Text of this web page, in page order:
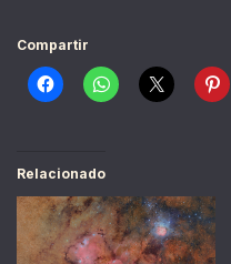
Compartir
Relacionado